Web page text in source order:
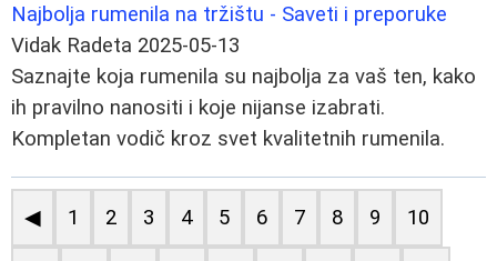
Najbolja rumenila na tržištu - Saveti i preporuke
Vidak Radeta 2025-05-13
Saznajte koja rumenila su najbolja za vaš ten, kako
ih pravilno nanositi i koje nijanse izabrati.
Kompletan vodič kroz svet kvalitetnih rumenila.
◀ 1 2 3 4 5 6 7 8 9 10